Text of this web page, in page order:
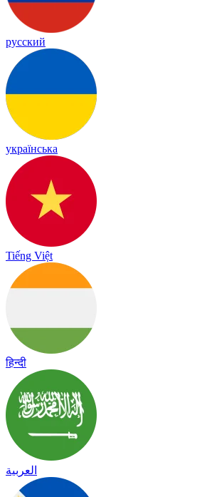
русский
українська
Tiếng Việt
हिन्दी
العربية